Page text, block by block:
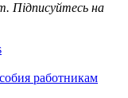
Підписуйтесь на
работникам